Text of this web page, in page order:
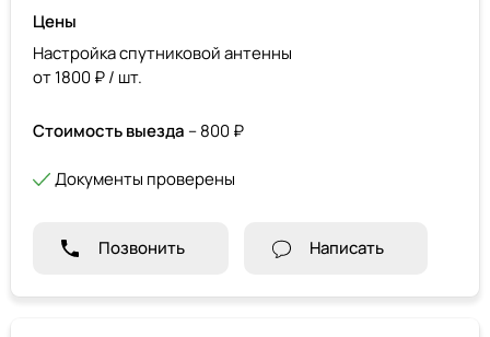
Цены
Настройка спутниковой антенны
от 1800 ₽ / шт.
Стоимость выезда – 800 ₽
Документы проверены
Позвонить Написать